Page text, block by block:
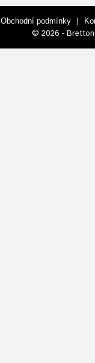
Obchodní podmínky |
© 2026 - Bretton